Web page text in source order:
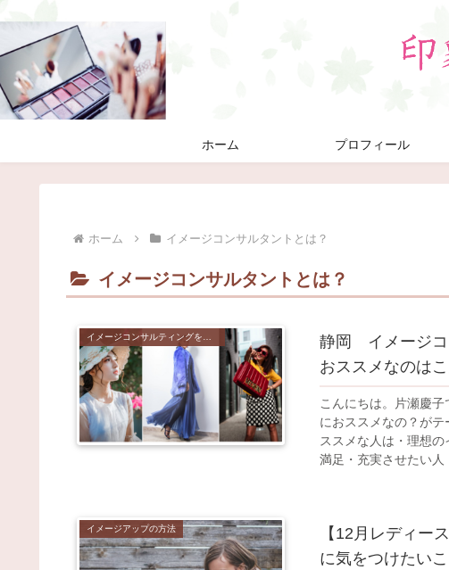
ホーム プロフィール
ホーム イメージコンサルタントとは？
イメージコンサルタントとは？
静岡 イメージコ
おススメなのは
こんにちは。片瀬慶
におススメなの？が
ススメな人は・理想
満足・充実させたい人
イメージアップの方法
【12月レディー
に気をつけたいこ